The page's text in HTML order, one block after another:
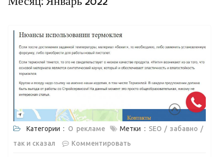
Категории : О рекламе Метки : SEO
забавно
так и сказал
Комментировать